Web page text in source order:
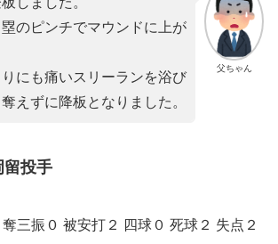
父ちゃん
のピンチでマウンドに上が
にも痛いスリーランを浴び
えずに降板となりました。
留投手
三振０ 被安打２ 四球０ 死球２ 失点２